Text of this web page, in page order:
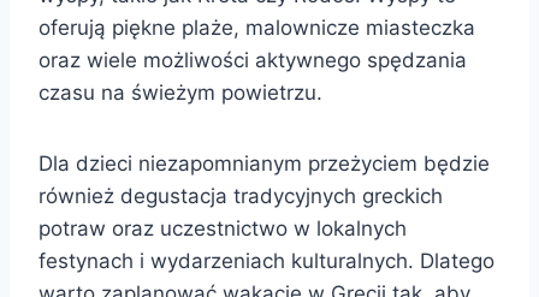
oferują piękne plaże, malownicze miasteczka
oraz wiele możliwości aktywnego spędzania
czasu na świeżym powietrzu.
Dla dzieci niezapomnianym przeżyciem będzie
również degustacja tradycyjnych greckich
potraw oraz uczestnictwo w lokalnych
festynach i wydarzeniach kulturalnych. Dlatego